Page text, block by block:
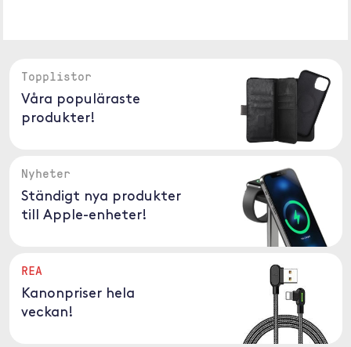
Topplistor
Våra populäraste
produkter!
Nyheter
Ständigt nya produkter
till Apple-enheter!
REA
Kanonpriser hela
veckan!